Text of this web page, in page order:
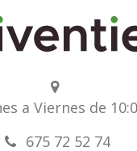
a Viernes de
675 72 52 74